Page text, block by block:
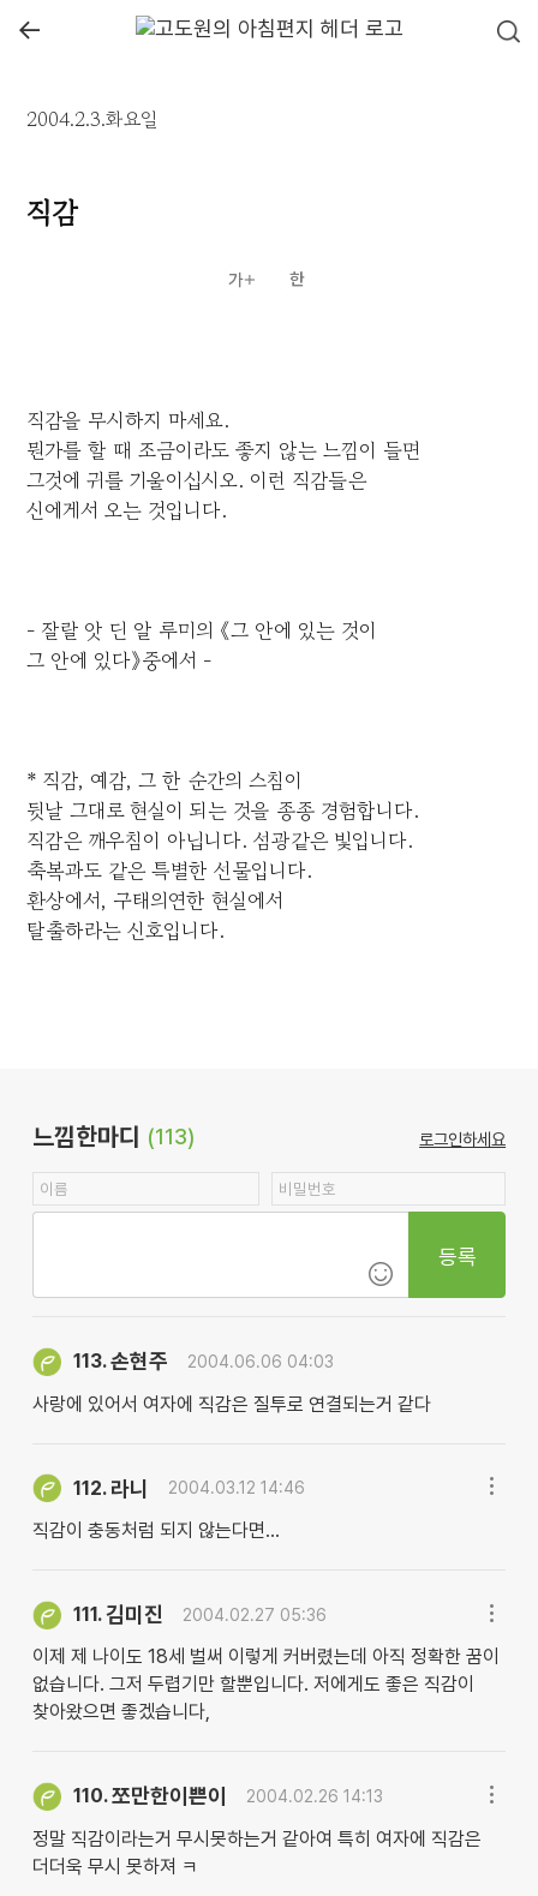
←
2004.2.3.화요일
직감
직감을 무시하지 마세요.
뭔가를 할 때 조금이라도 좋지 않는 느낌이 들면
그것에 귀를 기울이십시오. 이런 직감들은
신에게서 오는 것입니다.
- 잘랄 앗 딘 알 루미의 《그 안에 있는 것이
그 안에 있다》중에서 -
* 직감, 예감, 그 한 순간의 스침이
뒷날 그대로 현실이 되는 것을 종종 경험합니다.
직감은 깨우침이 아닙니다. 섬광같은 빛입니다.
축복과도 같은 특별한 선물입니다.
환상에서, 구태의연한 현실에서
탈출하라는 신호입니다.
느낌한마디 (113) 로그인하세요
등록
113.손현주 2004.06.06 04:03
사랑에 있어서 여자에 직감은 질투로 연결되는거 같다
112. 라니 2004.03.12 14:46
직감이 충동처럼 되지 않는다면...
111.김미진 2004.02.27 05:36
이제 제 나이도 18세 벌써 이렇게 커버렸는데 아직 정확한 꿈이
없습니다. 그저 두렵기만 할뿐입니다. 저에게도 좋은 직감이
찾아왔으면 좋겠습니다,
110.쪼만한이쁜이 2004.02.26 14:13
정말 직감이라는거 무시못하는거 같아여 특히 여자에 직감은
더더욱 무시 못하져 ㅋ